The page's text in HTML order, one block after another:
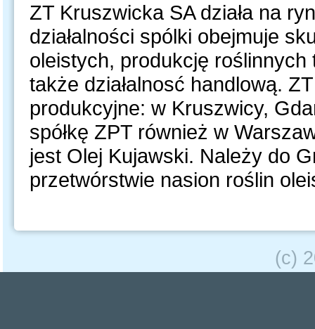
ZT Kruszwicka SA działa na
działalności spólki obejmuje
oleistych, produkcję roślinnych
także działalnosć handlową.
produkcyjne: w Kruszwicy,
spółkę ZPT również w
jest Olej Kujawski. Należy do
przetwórstwie nasion roślin
(c)